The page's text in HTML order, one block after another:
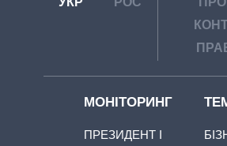
МОНІТОРИНГ
ПРЕЗИДЕНТ І